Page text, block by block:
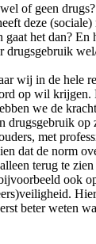
of geen
deze
het dan? En
drugsgebruik
wij in de hele
op wil krijgen.
we de
drugsgebruik op
met
dat de norm
terug te
ook
beter weten